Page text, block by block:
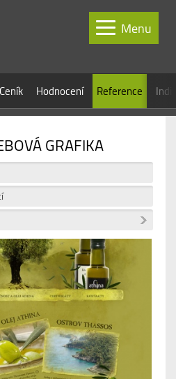
Menu
Ceník Hodnocení Reference
GRAFIKA